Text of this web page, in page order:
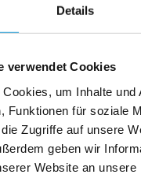
Details
verwendet Cookies
um Inhalte und
Funktionen für soziale
Zugriffe auf unsere
geben wir
Website an unsere